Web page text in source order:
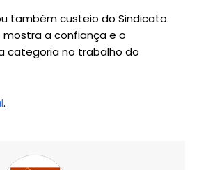
também custeio do Sindicato.
mostra a confiança e o
categoria no trabalho do
.